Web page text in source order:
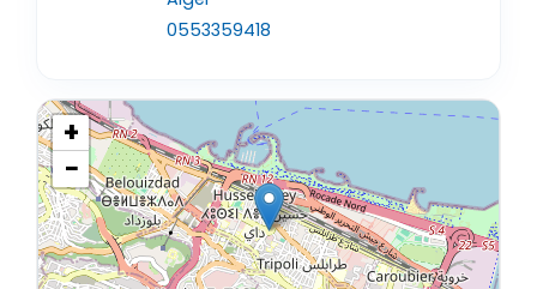
0553359418
+
−